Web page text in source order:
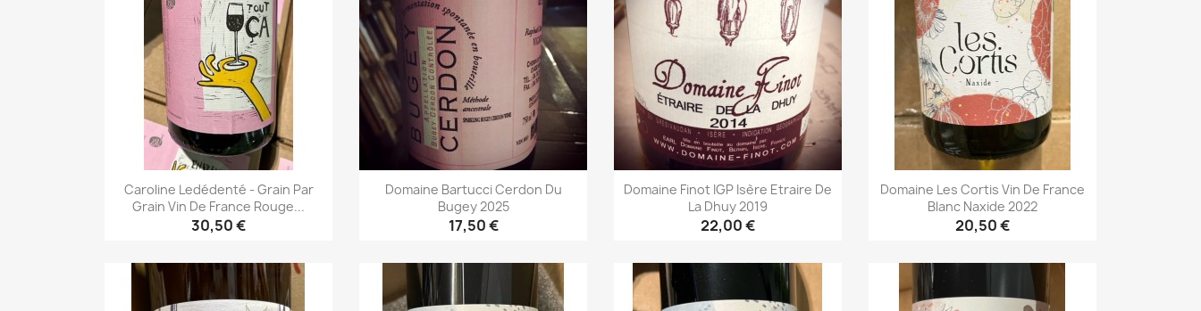
Caroline Ledédenté - Grain Par
Grain Vin De France Rouge...
30,50 €
Aperçu rapide
Domaine Bartucci Cerdon Du
Bugey 2025
17,50 €
Aperçu rapide
Domaine Finot IGP Isère Etraire De
La Dhuy 2019
22,00 €
Aperçu rapide
Domaine Les Cortis Vin De France
Blanc Naxide 2022
20,50 €
Aperçu rapide